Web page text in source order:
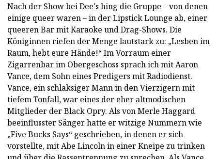
Nach der Show bei Dee's hing die Gruppe – von denen
einige queer waren – in der Lipstick Lounge ab, einer
queeren Bar mit Karaoke und Drag-Shows. Die
Königinnen riefen der Menge lautstark zu: „Lesben im
Raum, hebt eure Hände!“ Im Vorraum einer
Zigarrenbar im Obergeschoss sprach ich mit Aaron
Vance, dem Sohn eines Predigers mit Radiodienst.
Vance, ein schlaksiger Mann in den Vierzigern mit
tiefem Tonfall, war eines der eher altmodischen
Mitglieder der Black Opry. Als von Merle Haggard
beeinflusster Sänger hatte er witzige Nummern wie
„Five Bucks Says“ geschrieben, in denen er sich
vorstellte, mit Abe Lincoln in einer Kneipe zu trinken